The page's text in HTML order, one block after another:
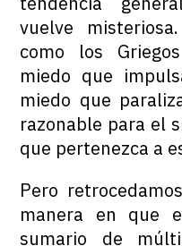
vuelve
como los
miedo que
miedo que
razonable para el
que pertenezca a
Pero
manera en que
sumario de